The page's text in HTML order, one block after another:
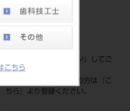
こちら
JAN/EANコード
標準価格
ログイン
』してご
覧ください。
ネット会員登録がまだの方は『
こ
ちら
』より登録ください。